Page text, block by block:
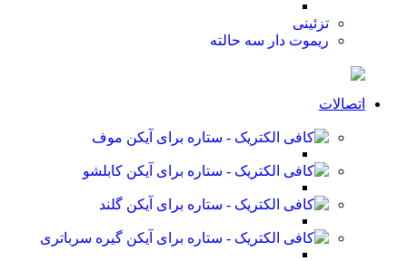
تزئینی
ریموت دار سه حالته
اتصالات
موف
کابلشو
گلند
گیره سرباتری